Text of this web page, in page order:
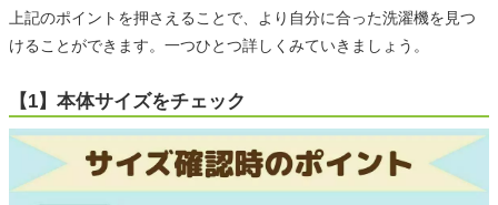
上記のポイントを押さえることで、より自分に合った洗濯機を見つ
けることができます。一つひとつ詳しくみていきましょう。
【1】本体サイズをチェック